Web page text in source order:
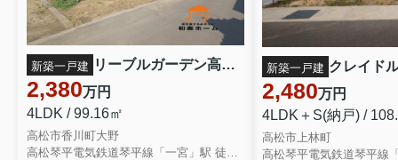
新築一戸建 リーブルガーデン高松市香川町大野第二◇2026年度補助金対象の長期優良住宅です！ ２号棟
2,380万円
4LDK / 99.16㎡
高松市香川町大野
新築一戸建
2,480万円
4LDK＋S(納戸) /
高松市上林町